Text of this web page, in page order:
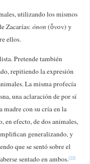
utilizando los mismos
Zacarías:ónon(ὄνον) y
ellos.
Pretende también
repitiendo la expresión
La misma profecía
una aclaración de por sí
madre con su cría en la
en efecto, de dos animales,
generalizando, y
que se sentó sobre el
sentado en ambos.[22]